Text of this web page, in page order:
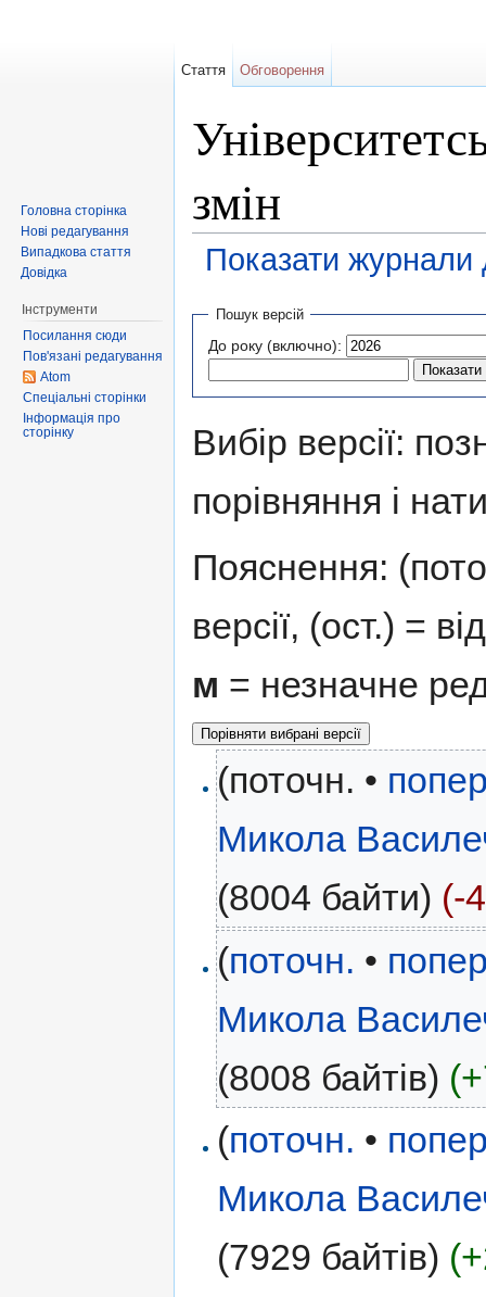
змін
Показати журнали
Пошук версій
До року (включно):
Вибір версії:
порівняння і
Пояснення:
версії, (ост.) =
м = незначне
(поточн. •
Микола
(8004 байти) (-
(поточн. •
Микола
(8008 байтів)
(поточн. •
Микола
(7929 байтів)
Стаття Обговорення
Головна сторінка
Нові редагування
Випадкова стаття
Довідка
Інструменти
Посилання сюди
Пов'язані редагування
Atom
Спеціальні сторінки
Інформація про
сторінку